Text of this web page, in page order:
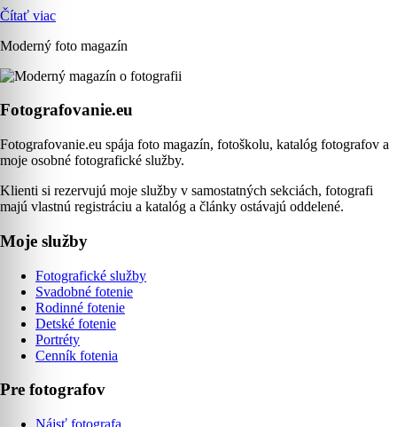
Čítať viac
Moderný foto magazín
Fotografovanie.eu
Fotografovanie.eu spája foto magazín, fotoškolu, katalóg fotografov a
moje osobné fotografické služby.
Klienti si rezervujú moje služby v samostatných sekciách, fotografi
majú vlastnú registráciu a katalóg a články ostávajú oddelené.
Moje služby
Fotografické služby
Svadobné fotenie
Rodinné fotenie
Detské fotenie
Portréty
Cenník fotenia
Pre fotografov
Nájsť fotografa